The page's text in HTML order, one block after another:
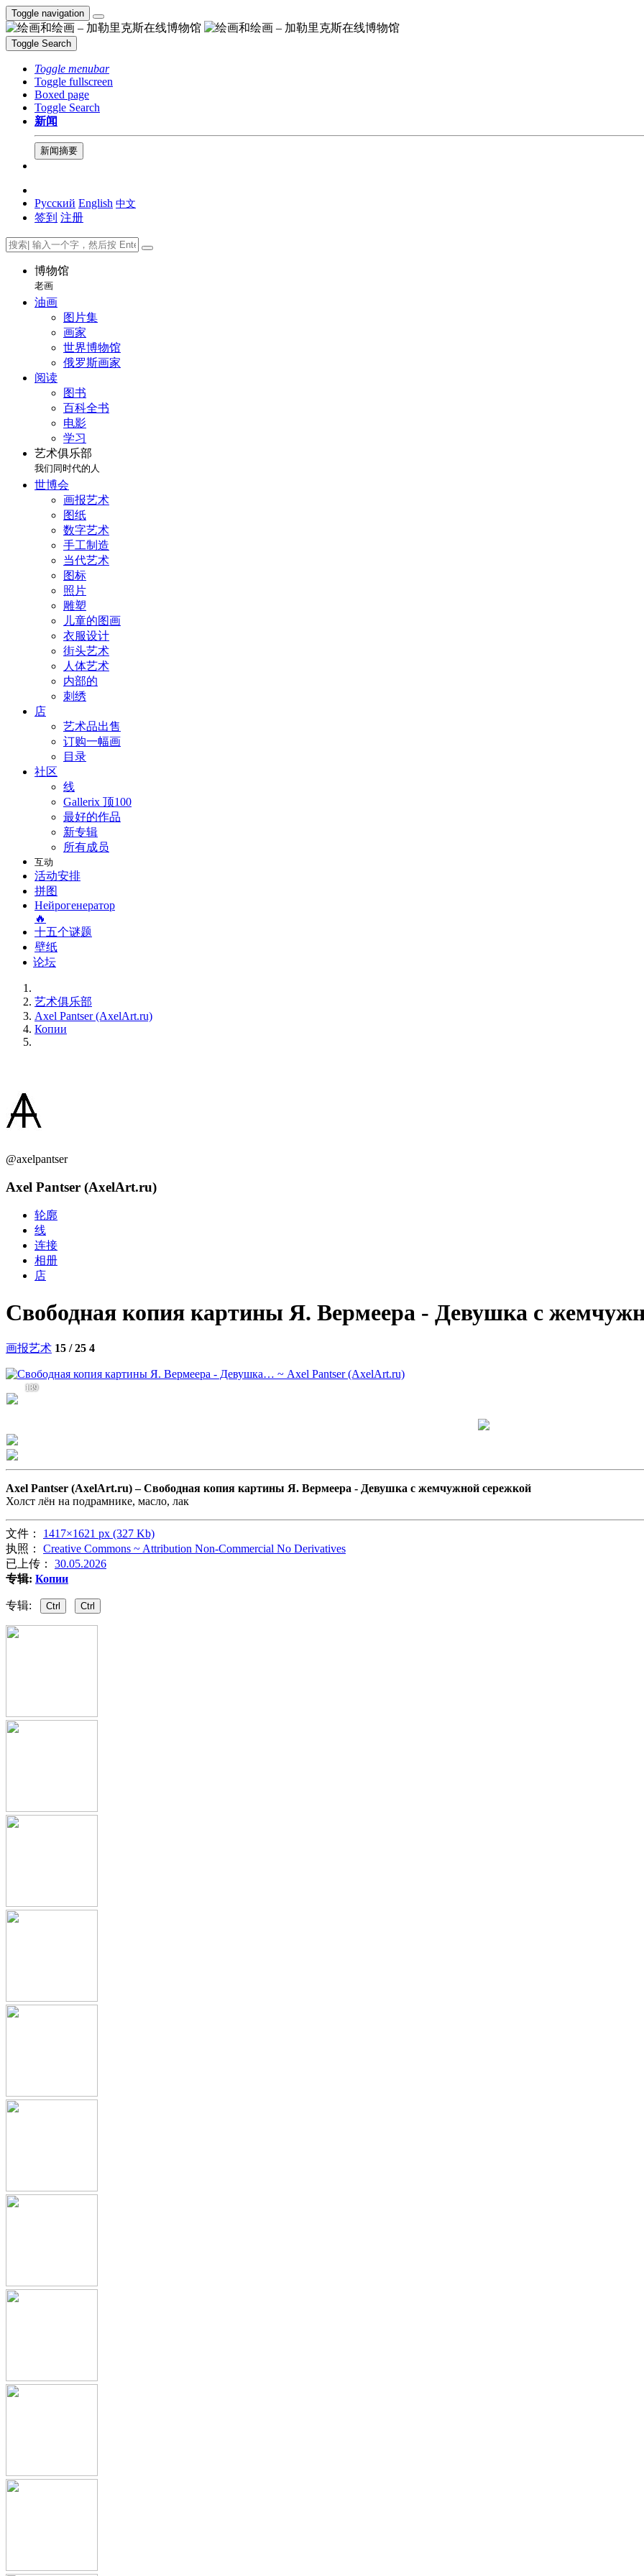
Toggle navigation
Toggle Search
Toggle menubar
Toggle fullscreen
Boxed page
Toggle Search
新闻
新闻摘要
Русский English 中文
签到 注册
博物馆
老画
油画
图片集
画家
世界博物馆
俄罗斯画家
阅读
图书
百科全书
电影
学习
艺术俱乐部
我们同时代的人
世博会
画报艺术
图纸
数字艺术
手工制造
当代艺术
图标
照片
雕塑
儿童的图画
衣服设计
街头艺术
人体艺术
内部的
刺绣
店
艺术品出售
订购一幅画
目录
社区
线
Gallerix 顶100
最好的作品
新专辑
所有成员
互动
活动安排
拼图
Нейрогенератор
🔥
十五个谜题
壁纸
论坛
艺术俱乐部
Axel Pantser (AxelArt.ru)
Копии
@axelpantser
Axel Pantser (AxelArt.ru)
轮廓
线
连接
相册
店
Свободная копия картины Я. Вермеера - Девушка с
画报艺术 15 / 25 4
139
Axel Pantser (AxelArt.ru) –Свободная копия картины Я. Вермеера - Девушка с жемчужной сережкой
Холст лён на подрамнике, масло, лак
文件： 1417×1621 px (327 Kb)
执照： Creative Commons ~ Attribution Non-Commercial No Derivatives
已上传： 30.05.2026
专辑: Копии
专辑: Ctrl Ctrl